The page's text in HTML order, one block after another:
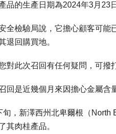
品的生產日期為2024年3月23
全檢驗局說，它擔心顧客可能
退回購買地。
對此次召回有任何疑問，可撥
回是近幾個月來因擔心金屬含
旬，新澤西州北卑爾根（North
其肉桂產品。